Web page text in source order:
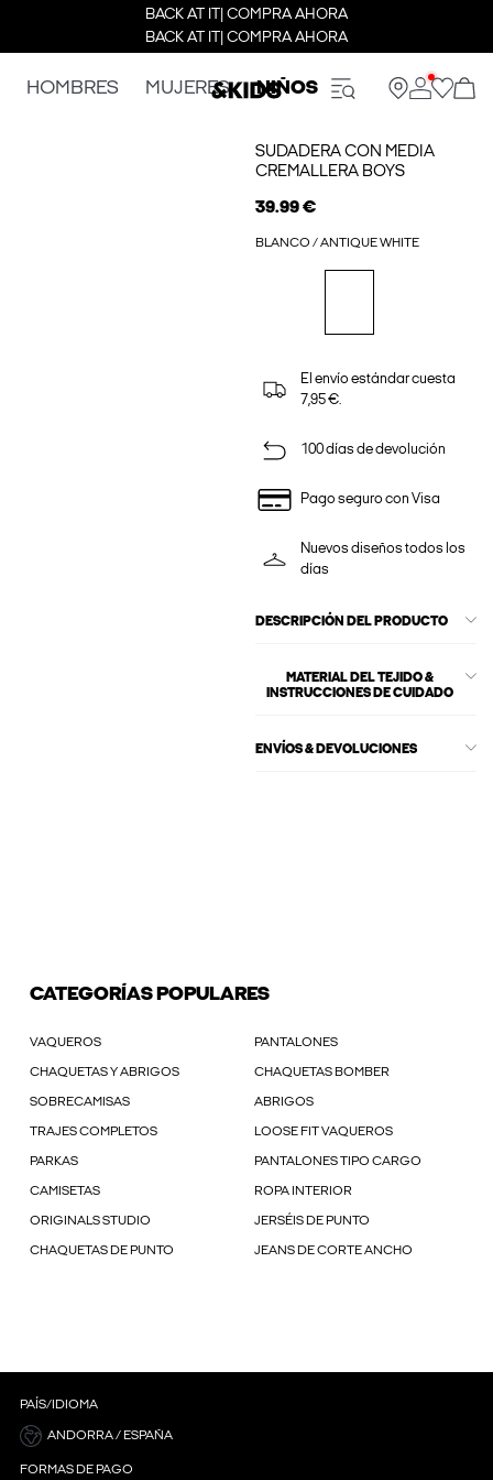
BACK AT IT| COMPRA AHORA
BACK AT IT| COMPRA AHORA
HOMBRES MUJERES NIÑOS
SUDADERA CON MEDIA
CREMALLERA BOYS
39.99 €
BLANCO / ANTIQUE WHITE
El envío estándar cuesta
7,95 €.
100 días de devolución
Pago seguro con Visa
Nuevos diseños todos los
días
DESCRIPCIÓN DEL PRODUCTO
MATERIAL DEL TEJIDO &
INSTRUCCIONES DE CUIDADO
ENVÍOS & DEVOLUCIONES
CATEGORÍAS POPULARES
VAQUEROS PANTALONES
CHAQUETAS Y ABRIGOS CHAQUETAS BOMBER
SOBRECAMISAS ABRIGOS
TRAJES COMPLETOS LOOSE FIT VAQUEROS
PARKAS PANTALONES TIPO CARGO
CAMISETAS ROPA INTERIOR
ORIGINALS STUDIO JERSÉIS DE PUNTO
CHAQUETAS DE PUNTO JEANS DE CORTE ANCHO
PAÍS/IDIOMA
ANDORRA / ESPAÑA
FORMAS DE PAGO